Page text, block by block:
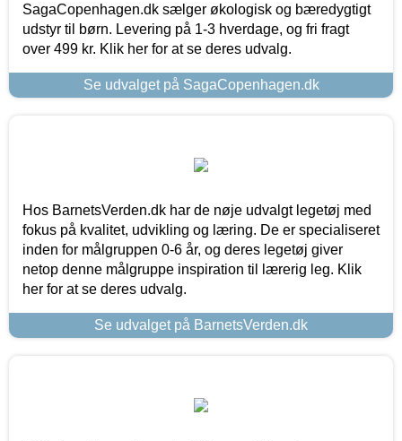
SagaCopenhagen.dk sælger økologisk og bæredygtigt
udstyr til børn. Levering på 1-3 hverdage, og fri fragt
over 499 kr. Klik her for at se deres udvalg.
Se udvalget på SagaCopenhagen.dk
Hos BarnetsVerden.dk har de nøje udvalgt legetøj med
fokus på kvalitet, udvikling og læring. De er specialiseret
inden for målgruppen 0-6 år, og deres legetøj giver
netop denne målgruppe inspiration til lærerig leg. Klik
her for at se deres udvalg.
Se udvalget på BarnetsVerden.dk